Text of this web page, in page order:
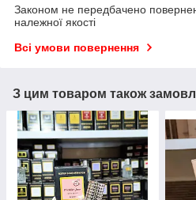
Законом не передбачено
належної якості
Всі умови повернення
З цим товаром також